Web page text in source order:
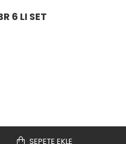
6 LI SET
SEPETE EKLE